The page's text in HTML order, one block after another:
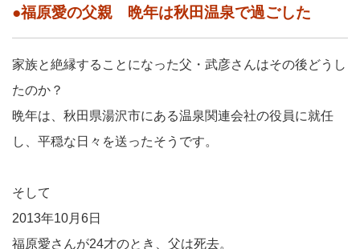
●福原愛の父親 晩年は秋田温泉で過ごした
家族と絶縁することになった父・武彦さんはその後どうし
たのか？
晩年は、秋田県湯沢市にある温泉関連会社の役員に就任
し、平穏な日々を送ったそうです。
そして
2013年10月6日
福原愛さんが24才のとき、父は死去。